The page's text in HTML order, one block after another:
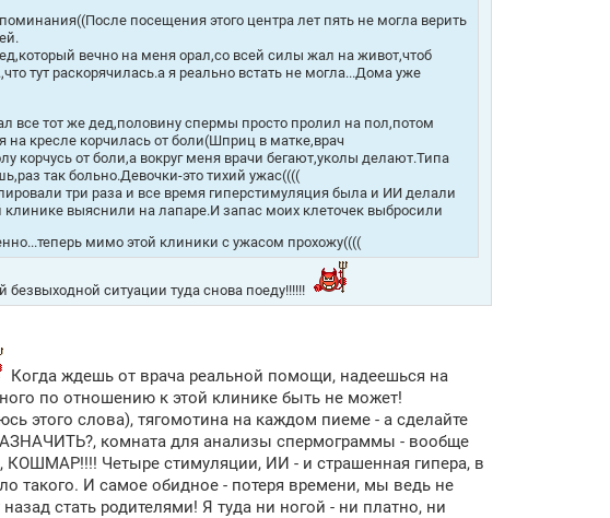
посещения этого центра лет пять не могла верить
вечно на меня орал,со всей силы жал на живот,чтоб
тут раскорячилась.а я реально встать не могла...Дома уже
тот же дед,половину спермы просто пролил на пол,потом
кресле корчилась от боли(Шприц в матке,врач
корчусь от боли,а вокруг меня врачи бегают,уколы делают.Типа
так больно.Девочки-это тихий ужас((((
три раза и все время гиперстимуляция была и ИИ делали
клинике выяснили на лапаре.И запас моих клеточек выбросили
мимо этой клиники с ужасом прохожу((((
ситуации туда снова поеду!!!!!!
Когда ждешь от врача реальной помощи, надеешься на
по отношению к этой клинике быть не может!
этого слова), тягомотина на каждом пиеме - а сделайте
комната для анализы спермограммы - вообще
КОШМАР!!!! Четыре стимуляции, ИИ - и страшенная гипера, в
такого. И самое обидное - потеря времени, мы ведь не
стать родителями! Я туда ни ногой - ни платно, ни